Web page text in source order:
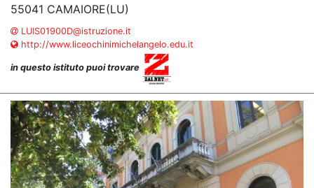
55041 CAMAIORE(LU)
LUIS01900D@istruzione.it
http://www.liceochinimichelangelo.edu.it
in questo istituto puoi trovare